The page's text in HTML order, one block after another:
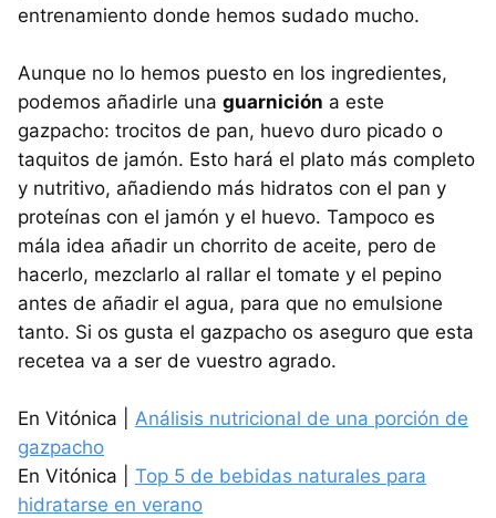
entrenamiento donde hemos sudado mucho.
Aunque no lo hemos puesto en los ingredientes,
podemos añadirle una guarnición a este
gazpacho: trocitos de pan, huevo duro picado o
taquitos de jamón. Esto hará el plato más completo
y nutritivo, añadiendo más hidratos con el pan y
proteínas con el jamón y el huevo. Tampoco es
mála idea añadir un chorrito de aceite, pero de
hacerlo, mezclarlo al rallar el tomate y el pepino
antes de añadir el agua, para que no emulsione
tanto. Si os gusta el gazpacho os aseguro que esta
recetea va a ser de vuestro agrado.
En Vitónica | Análisis nutricional de una porción de
gazpacho
En Vitónica | Top 5 de bebidas naturales para
hidratarse en verano